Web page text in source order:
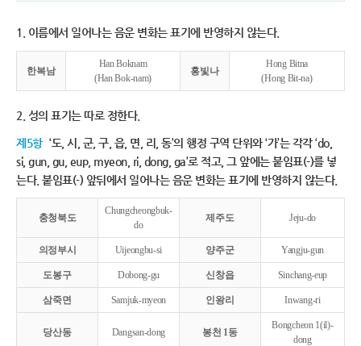
1. 이름에서 일어나는 음운 변화는 표기에 반영하지 않는다.
한복남
Han Boknam
(Han Bok-nam)
홍빛나
Hong Bitna
(Hong Bit-na)
2. 성의 표기는 따로 정한다.
제5항 ‘도, 시, 군, 구, 읍, 면, 리, 동’의 행정 구역 단위와 ‘가’는 각각 ‘do,
si, gun, gu, eup, myeon, ri, dong, ga’로 적고, 그 앞에는 붙임표(-)를 넣
는다. 붙임표(-) 앞뒤에서 일어나는 음운 변화는 표기에 반영하지 않는다.
충청북도
Chungcheongbuk-
do
제주도 Jeju-do
의정부시 Uijeongbu-si 양주군 Yangju-gun
도봉구 Dobong-gu 신창읍 Sinchang-eup
삼죽면 Samjuk-myeon 인왕리 Inwang-ri
당산동 Dangsan-dong 봉천 1동
Bongcheon 1(il)-
dong